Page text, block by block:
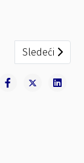
Sledeći
Sledeći